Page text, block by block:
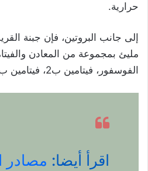
حرارية.
إلى جانب البروتين، فإن جبنة
مليئ بمجموعة من المعادن
الفوسفور، فيتامين ب2، فيتامين ب12، السيلينيوم.
اقرأ أيضا: مصادر